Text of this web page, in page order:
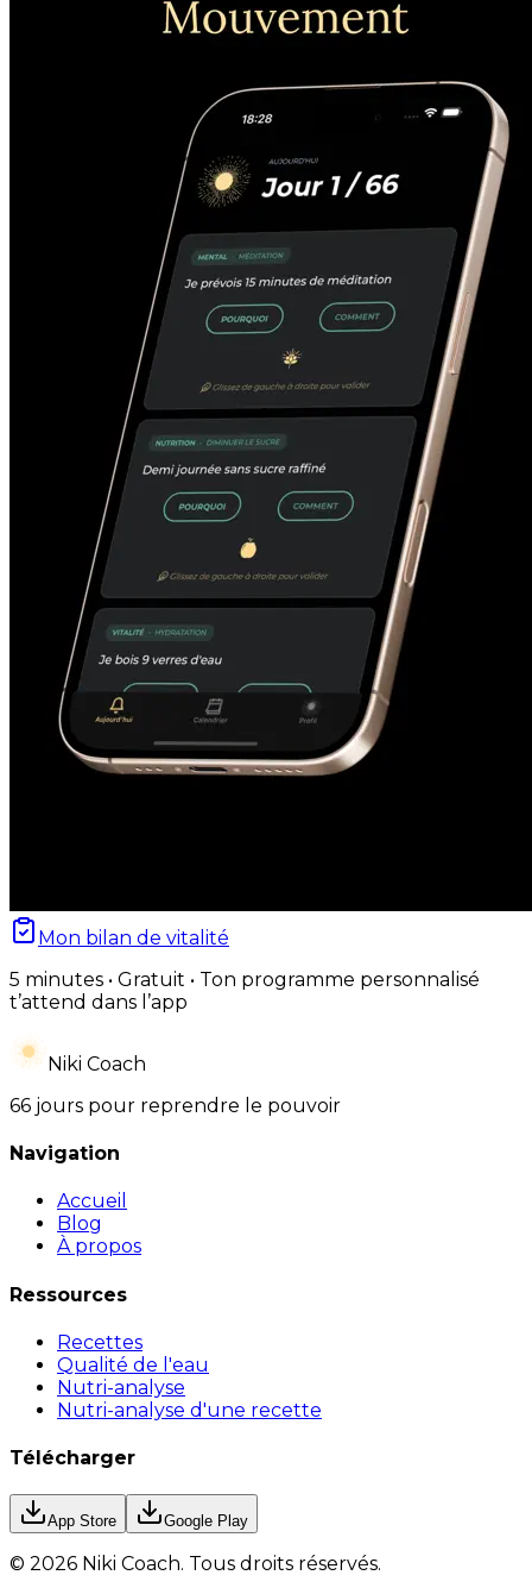
Mon bilan de vitalité
5 minutes • Gratuit • Ton programme personnalisé
t’attend dans l’app
Niki Coach
66 jours pour reprendre le pouvoir
Navigation
Accueil
Blog
À propos
Ressources
Recettes
Qualité de l'eau
Nutri-analyse
Nutri-analyse d'une recette
Télécharger
App Store Google Play
© 2026 Niki Coach. Tous droits réservés.